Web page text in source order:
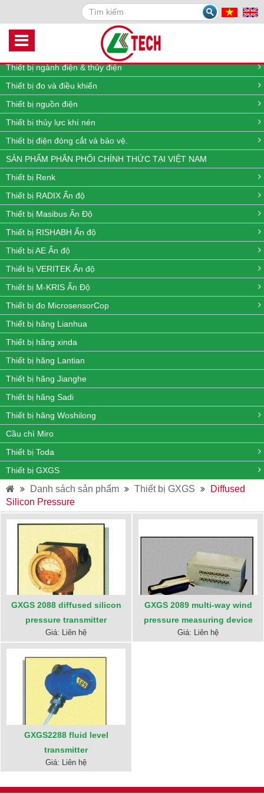
Search
DANH MỤC SẢN PHẨM
Thiết bị quan trắc môi trường online
Thiết bị đo lưu lượng, nhiệt độ, áp suất và mức
Thiết bị ngành điện & thủy điện
Thiết bị đo và điều khiển
Thiết bị nguồn điện
Thiết bị thủy lực khí nén
Thiết bị điện đóng cắt và bảo vệ.
SẢN PHẨM PHÂN PHỐI CHÍNH THỨC TẠI VIỆT NAM
Thiết bị Renk
Thiết bị RADIX Ấn độ
Thiết bị Masibus Ấn Độ
Thiết bị RISHABH Ấn độ
Thiết bị AE Ấn độ
Thiết bị VERITEK Ấn độ
Thiết bị M-KRIS Ấn Độ
Thiết bị đo MicrosensorCop
Thiết bị hãng Lianhua
Thiết bị hãng xinda
Thiết bị hãng Lantian
Thiết bị hãng Jianghe
Thiết bị hãng Sadi
Thiết bị hãng Woshilong
Cầu chì Miro
Thiết bị Toda
Thiết bị GXGS
Danh sách sản phẩm Thiết bị GXGS
Diffused
Silicon Pressure
GXGS 2088 diffused silicon
pressure transmitter
Giá: Liên hệ
GXGS 2089 multi-way wind
pressure measuring device
Giá: Liên hệ
GXGS2288 fluid level
transmitter
Giá: Liên hệ